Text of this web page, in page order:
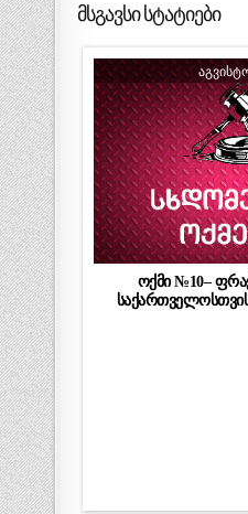
მსგავსი სტატიები
ოქმი №10–